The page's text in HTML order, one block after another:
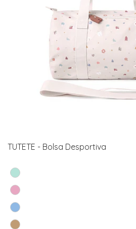
TUTETE - Bolsa Desportiva